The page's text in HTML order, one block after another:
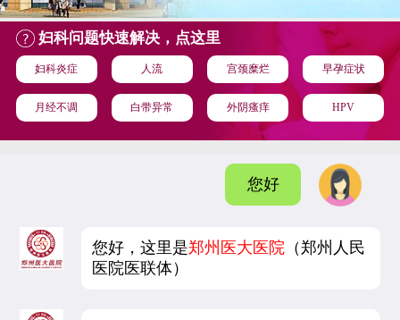
妇科问题快速解决，点这里
妇科炎症 人流 宫颈糜烂 早孕症状
月经不调 白带异常 外阴瘙痒 HPV
您好
您好，这里是郑州医大医院 （郑州人民
医院医联体）